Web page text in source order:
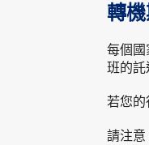
轉
每個
班的託
若您的
請注